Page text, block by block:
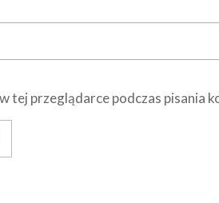
tej przeglądarce podczas pisania